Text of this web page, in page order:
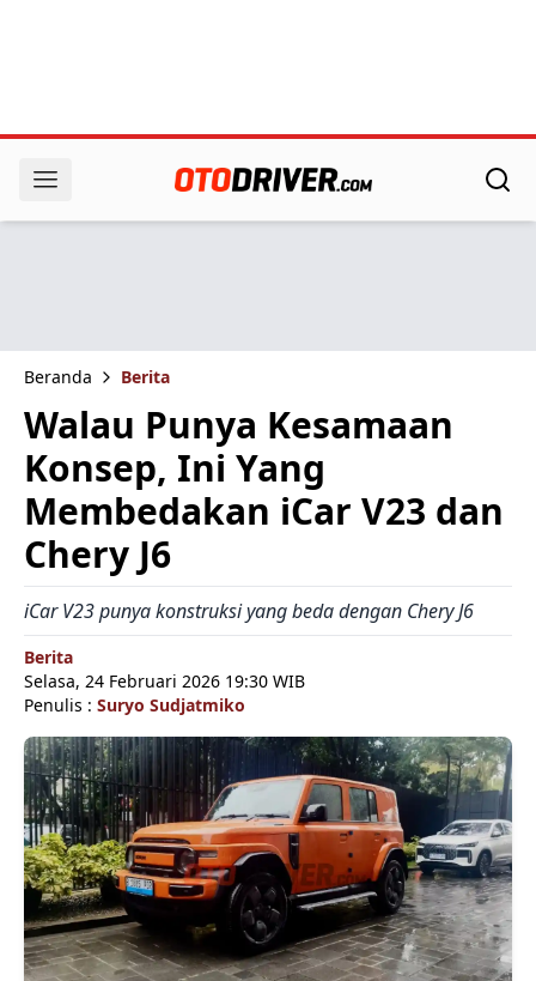
Beranda Berita
Walau Punya Kesamaan
Konsep, Ini Yang
Membedakan iCar V23 dan
Chery J6
iCar V23 punya konstruksi yang beda dengan Chery J6
Berita
Selasa, 24 Februari 2026 19:30 WIB
Penulis : Suryo Sudjatmiko